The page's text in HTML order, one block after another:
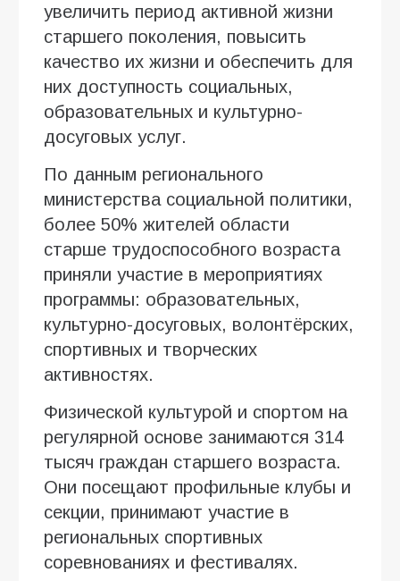
увеличить период активной жизни
старшего поколения, повысить
качество их жизни и обеспечить для
них доступность социальных,
образовательных и культурно-
досуговых услуг.
По данным регионального
министерства социальной политики,
более 50% жителей области
старше трудоспособного возраста
приняли участие в мероприятиях
программы: образовательных,
культурно-досуговых, волонтёрских,
спортивных и творческих
активностях.
Физической культурой и спортом на
регулярной основе занимаются 314
тысяч граждан старшего возраста.
Они посещают профильные клубы и
секции, принимают участие в
региональных спортивных
соревнованиях и фестивалях.